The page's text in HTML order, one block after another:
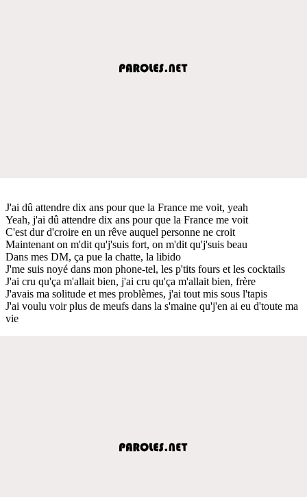
J'ai dû attendre dix ans pour que la France me voit, yeah
Yeah, j'ai dû attendre dix ans pour que la France me voit
C'est dur d'croire en un rêve auquel personne ne croit
Maintenant on m'dit qu'j'suis fort, on m'dit qu'j'suis beau
Dans mes DM, ça pue la chatte, la libido
J'me suis noyé dans mon phone-tel, les p'tits fours et les cocktails
J'ai cru qu'ça m'allait bien, j'ai cru qu'ça m'allait bien, frère
J'avais ma solitude et mes problèmes, j'ai tout mis sous l'tapis
J'ai voulu voir plus de meufs dans la s'maine qu'j'en ai eu d'toute ma
vie